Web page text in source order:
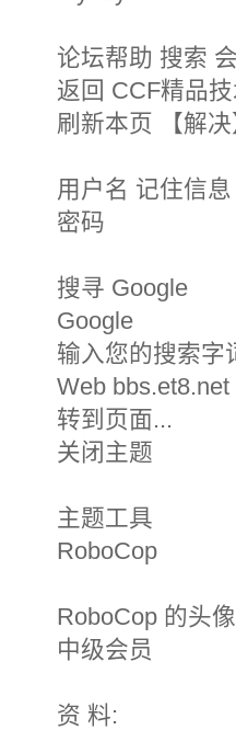
论坛帮助 搜索
返回 CCF精品
刷新本页 【解
用户名 记住信息
密码
搜寻 Google
Google
输入您的搜索字
Web bbs.et8.net
转到页面...
关闭主题
主题工具
RoboCop
RoboCop 的头像
中级会员
资 料: